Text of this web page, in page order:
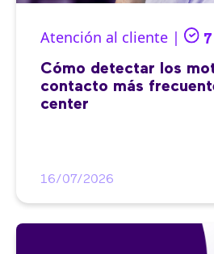
Atención al cliente |
Cómo detectar los
contacto más
center
16/07/2026